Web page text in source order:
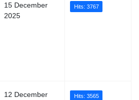
15 December
2025
Hits: 3767
12 December
Hits: 3565